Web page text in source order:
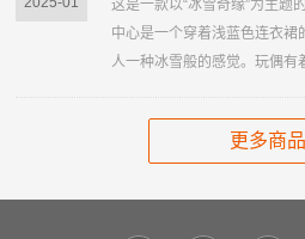
这是一款以“冰雪奇缘”为主题
中心是一个穿着浅蓝色连衣裙
人一种冰雪般的感觉。玩偶有
更多商品